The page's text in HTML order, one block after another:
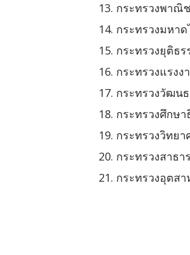
กระทรวงพาณิ
กระทรวงมหา
กระทรวงยุติธ
กระทรวงแรง
กระทรวงวัฒน
กระทรวงศึกษ
กระทรวงวิทย
กระทรวงสาธ
กระทรวงอุตส